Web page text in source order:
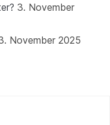
3. November
November 2025